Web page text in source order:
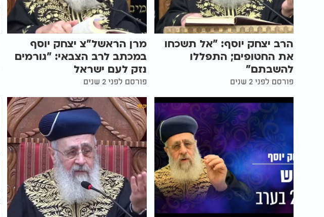
הרב יצחק יוסף: "אל תשכחו
את החטופים; התפללו
להשבתם"
פורסם לפני 2 שנים
מרן הראשל"צ יצחק יוסף
במכתב לרב הצבאי: "גורמים
נזק לעם ישראל
פורסם לפני 2 שנים